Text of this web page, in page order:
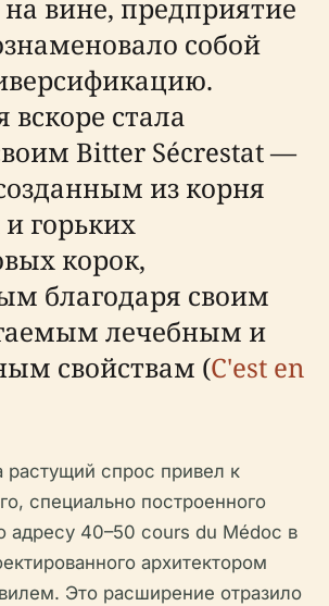
на вине, предприятие
собой
вскоре стала
Bitter Sécrestat —
из корня
горьких
корок,
благодаря своим
лечебным и
свойствам (C'est en
растущий спрос привел к
специально построенного
адресу 40–50 cours du Médoc в
архитектором
Это расширение отразило